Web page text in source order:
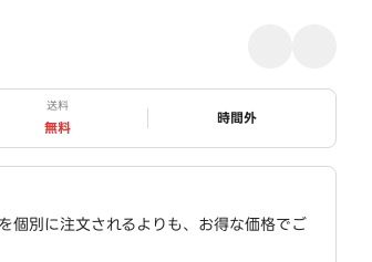
送料
無料 ステータス
時間外
個別に注文されるよりも、お得な価格でご